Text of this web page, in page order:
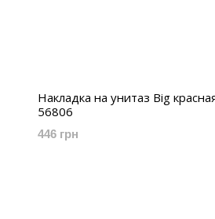
Накладка на унитаз Big
56806
446 грн